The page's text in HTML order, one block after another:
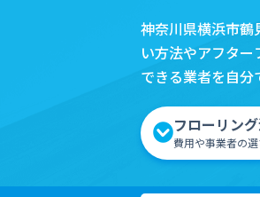
神奈川県横浜市鶴
い方法やアフタ
できる業者を自分
フローリン
費用や事業者の